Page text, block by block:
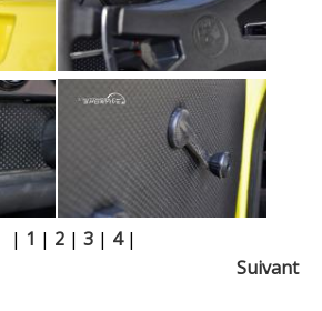
| 1 | 2| 3| 4|
Suivant